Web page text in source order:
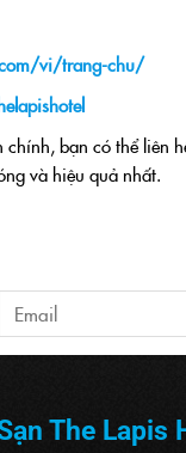
vi/trang-chu/
bạn có thể liên
và hiệu quả nhất.
The Lapis